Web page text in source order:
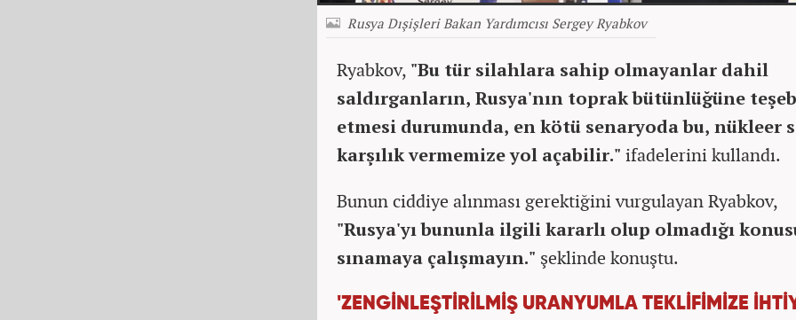
Rusya Dışişleri Bakan Yardımcısı Sergey Ryabkov
Ryabkov, "Bu tür silahlara sahip olmayanlar dahil
saldırganların, Rusya'nın toprak bütünlüğüne
etmesi durumunda, en kötü senaryoda bu, nükleer
karşılık vermemize yol açabilir." ifadelerini kullandı.
Bunun ciddiye alınması gerektiğini vurgulayan Ryabkov,
"Rusya'yı bununla ilgili kararlı olup olmadığı
sınamaya çalışmayın." şeklinde konuştu.
'ZENGİNLEŞTİRİLMİŞ URANYUMLA TEKLİFİMİZE